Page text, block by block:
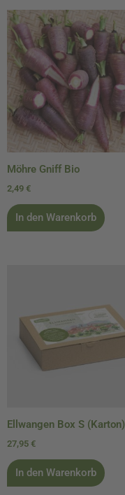
Möhre Gniff Bio
2,49 €
In den Warenkorb
Ellwangen Box S (Karton)
27,95 €
In den Warenkorb